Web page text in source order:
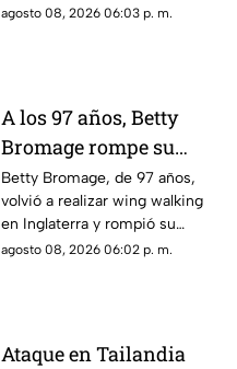
Moscú tras llegar tarde a su
agosto 08, 2026 06:03 p. m.
A los 97 años, Betty
Bromage rompe su
propio récord Guinness
en las alturas
Betty Bromage, de 97 años,
volvió a realizar wing walking
en Inglaterra y rompió su
propio récord Guinness tras
agosto 08, 2026 06:02 p. m.
Ataque en Tailandia